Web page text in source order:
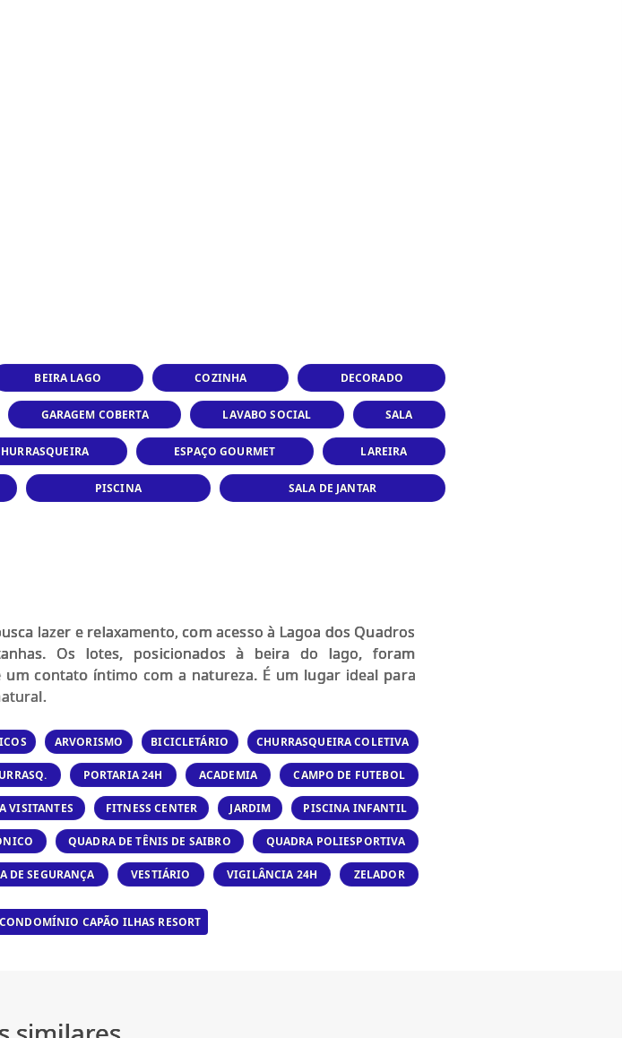
BEIRA LAGO COZINHA DECORADO
GARAGEM COBERTA LAVABO SOCIAL SALA
ESPAÇO GOURMET LAREIRA
PISCINA SALA DE JANTAR
lazer e relaxamento, com acesso à Lagoa dos Quadros
Os lotes, posicionados à beira do lago, foram
contato íntimo com a natureza. É um lugar ideal para
ARVORISMO BICICLETÁRIO CHURRASQUEIRA COLETIVA
PORTARIA 24H ACADEMIA CAMPO DE FUTEBOL
VISITANTES FITNESS CENTER JARDIM PISCINA INFANTIL
QUADRA DE TÊNIS DE SAIBRO QUADRA POLIESPORTIVA
DE SEGURANÇA VESTIÁRIO VIGILÂNCIA 24H ZELADOR
CAPÃO ILHAS RESORT